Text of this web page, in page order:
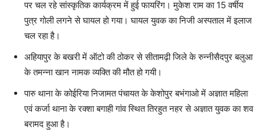
पर चल रहे सांस्कृतिक कार्यक्रम में हुई फायरिंग। मुकेश राम का 15 वर्षीय
पुत्र गोली लगने से घायल हो गया। घायल युवक का निजी अस्पताल में इलाज
चल रहा है।
अहियापुर के बखरी में ऑटो की ठोकर से सीतामढ़ी जिले के रुन्नीसैदपुर बलुआ
के तमन्ना खान नामक व्यक्ति की मौत हो गयी।
पारु थाना के कोईरिया निजामत पंचायत के केशोपुर बभंगाओ में अज्ञात महिला
एवं कर्जा थाना के रक्शा बगाही गांव स्थित तिरहुत नहर से अज्ञात युवक का शव
बरामद हुआ है।